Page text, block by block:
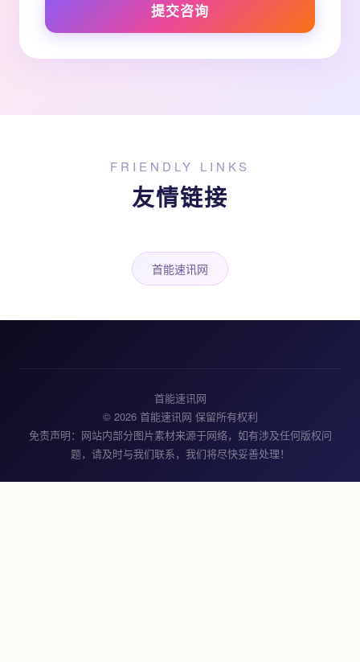
提交咨询
FRIENDLY LINKS
友情链接
首能速讯网
首能速讯网
© 2026 首能速讯网 保留所有权利
免责声明：网站内部分图片素材来源于网络，如有涉及任何版权问
题，请及时与我们联系，我们将尽快妥善处理！